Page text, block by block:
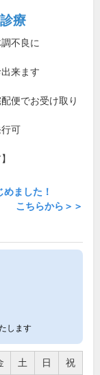
療
不良に
来ます
便でお受け取り
可
めました！
こちらから＞＞
します
土 日 祝